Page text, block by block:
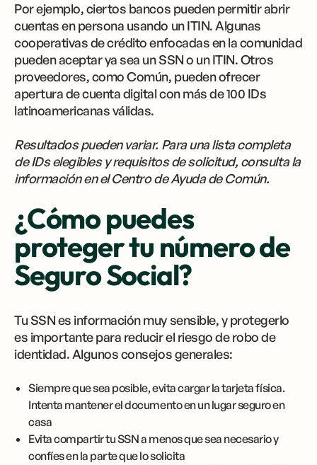
Por ejemplo, ciertos bancos pueden permitir abrir
cuentas en persona usando un ITIN. Algunas
cooperativas de crédito enfocadas en la comunidad
pueden aceptar ya sea un SSN o un ITIN. Otros
proveedores, como Común, pueden ofrecer
apertura de cuenta digital con más de 100 IDs
latinoamericanas válidas.
Resultados pueden variar. Para una lista completa
de IDs elegibles y requisitos de solicitud, consulta la
información en el Centro de Ayuda de Común.
¿Cómo puedes
proteger tu número de
Seguro Social?
Tu SSN es información muy sensible, y protegerlo
es importante para reducir el riesgo de robo de
identidad. Algunos consejos generales:
Siempre que sea posible, evita cargar la tarjeta física.
Intenta mantener el documento en un lugar seguro en
casa
Evita compartir tu SSN a menos que sea necesario y
confíes en la parte que lo solicita